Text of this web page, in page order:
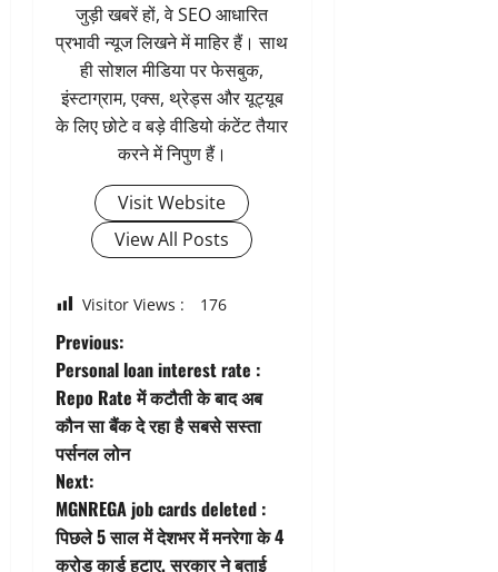
जुड़ी खबरें हों, वे SEO आधारित
प्रभावी न्यूज लिखने में माहिर हैं। साथ
ही सोशल मीडिया पर फेसबुक,
इंस्टाग्राम, एक्स, थ्रेड्स और यूट्यूब
के लिए छोटे व बड़े वीडियो कंटेंट तैयार
करने में निपुण हैं।
Visit Website
View All Posts
Visitor Views : 176
P
o
s
t
n
Previous:
Personal loan interest rate :
Repo Rate में कटौती के बाद अब
कौन सा बैंक दे रहा है सबसे सस्ता
पर्सनल लोन
Next:
MGNREGA job cards deleted :
पिछले 5 साल में देशभर में मनरेगा के 4
करोड़ कार्ड हटाए, सरकार ने बताई